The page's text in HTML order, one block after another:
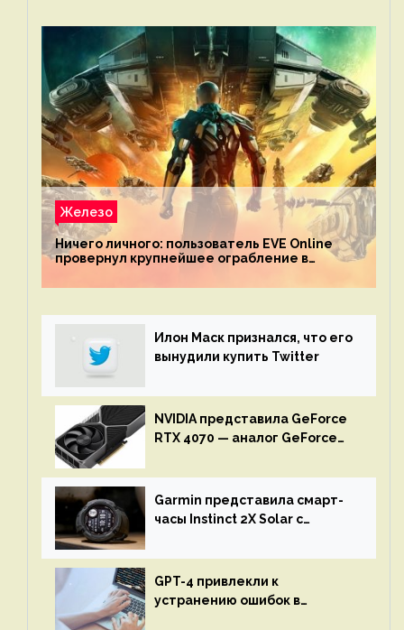
Железо
Ничего личного: пользователь EVE Online
провернул крупнейшее ограбление в
механике
Илон Маск признался, что его
вынудили купить Twitter
NVIDIA представила GeForce
RTX 4070 — аналог GeForce
Garmin представила смарт-
часы Instinct 2X Solar с
GPT-4 привлекли к
устранению ошибок в